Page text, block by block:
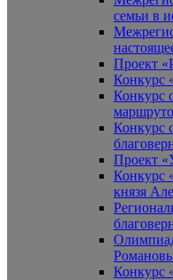
семьи в
Проект
Конкурс
Конкурс
Конкурс
Проект
Конкурс
князя
Конкурс